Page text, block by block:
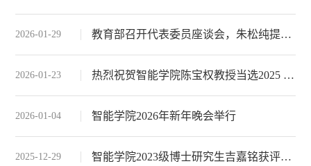
2026-01-29 教育部召开代表委员座谈会，朱松纯提出智能时代“何以为人”新内涵
2026-01-23 热烈祝贺智能学院陈宝权教授当选2025 ACM Fellow
2026-01-04 智能学院2026年新年晚会举行
2025-12-29 智能学院2023级博士研究生吉嘉铭获评“北京大学学生年度人物·2025”